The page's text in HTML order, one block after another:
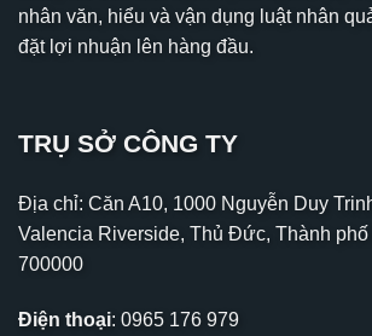
nhân văn, hiểu và vận dụng luật nhân
đặt lợi nhuận lên hàng đầu.
TRỤ SỞ CÔNG TY
Địa chỉ: Căn A10, 1000 Nguyễn Duy
Valencia Riverside, Thủ Đức, Thành
700000
Điện thoại: 0965 176 979